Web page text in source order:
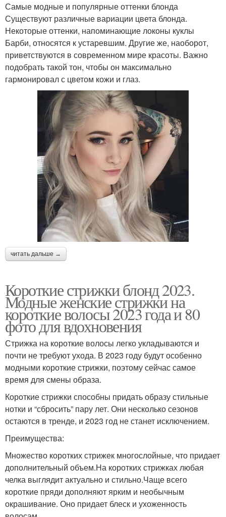
Самые модные и популярные оттенки блонда
Существуют различные вариации цвета блонда.
Некоторые оттенки, напоминающие локоны куклы
Барби, относятся к устаревшим. Другие же, наоборот,
приветствуются в современном мире красоты. Важно
подобрать такой тон, чтобы он максимально
гармонировал с цветом кожи и глаз.
читать дальше →
Короткие стрижки блонд 2023.
Модные женские стрижки на
короткие волосы 2023 года и 80
фото для вдохновения
Стрижка на короткие волосы легко укладываются и
почти не требуют ухода. В 2023 году будут особенно
модными короткие стрижки, поэтому сейчас самое
время для смены образа.
Короткие стрижки способны придать образу стильные
нотки и “сбросить” пару лет. Они несколько сезонов
остаются в тренде, и 2023 год не станет исключением.
Преимущества:
Множество коротких стрижек многослойные, что придает
дополнительный объем.На коротких стрижках любая
челка выглядит актуально и стильно.Чаще всего
короткие пряди дополняют ярким и необычным
окрашивание. Оно придает блеск и ухоженность